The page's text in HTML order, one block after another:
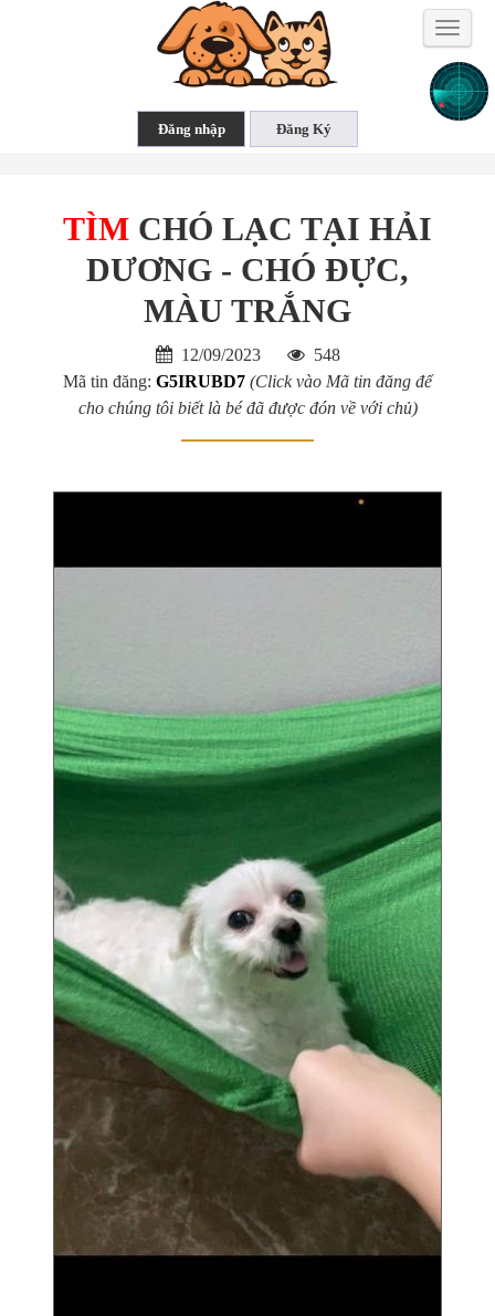
Toggle
TÌM CHÓ LẠC TẠI HẢI
DƯƠNG - CHÓ ĐỰC,
MÀU TRẮNG
12/09/2023
548
Mã tin đăng: G5IRUBD7 (Click vào Mã tin đăng để
cho chúng tôi biết là bé đã được đón về với chủ)